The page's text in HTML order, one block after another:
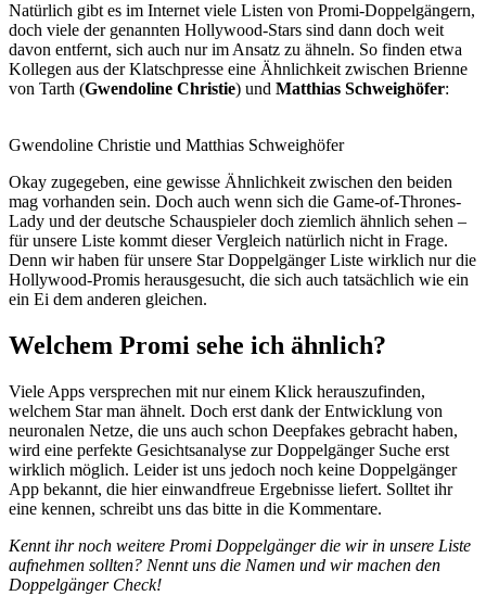
Natürlich gibt es im Internet viele Listen von Promi-Doppelgängern,
doch viele der genannten Hollywood-Stars sind dann doch weit
davon entfernt, sich auch nur im Ansatz zu ähneln. So finden etwa
Kollegen aus der Klatschpresse eine Ähnlichkeit zwischen Brienne
von Tarth (Gwendoline Christie) und Matthias Schweighöfer:
Gwendoline Christie und Matthias Schweighöfer
Okay zugegeben, eine gewisse Ähnlichkeit zwischen den beiden
mag vorhanden sein. Doch auch wenn sich die Game-of-Thrones-
Lady und der deutsche Schauspieler doch ziemlich ähnlich sehen –
für unsere Liste kommt dieser Vergleich natürlich nicht in Frage.
Denn wir haben für unsere Star Doppelgänger Liste wirklich nur die
Hollywood-Promis herausgesucht, die sich auch tatsächlich wie ein
ein Ei dem anderen gleichen.
Welchem Promi sehe ich ähnlich?
Viele Apps versprechen mit nur einem Klick herauszufinden,
welchem Star man ähnelt. Doch erst dank der Entwicklung von
neuronalen Netze, die uns auch schon Deepfakes gebracht haben,
wird eine perfekte Gesichtsanalyse zur Doppelgänger Suche erst
wirklich möglich. Leider ist uns jedoch noch keine Doppelgänger
App bekannt, die hier einwandfreue Ergebnisse liefert. Solltet ihr
eine kennen, schreibt uns das bitte in die Kommentare.
Kennt ihr noch weitere Promi Doppelgänger die wir in unsere Liste
aufnehmen sollten? Nennt uns die Namen und wir machen den
Doppelgänger Check!